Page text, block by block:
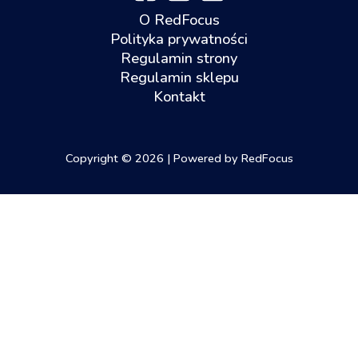
O RedFocus
Polityka prywatności
Regulamin strony
Regulamin sklepu
Kontakt
Copyright © 2026 | Powered by RedFocus